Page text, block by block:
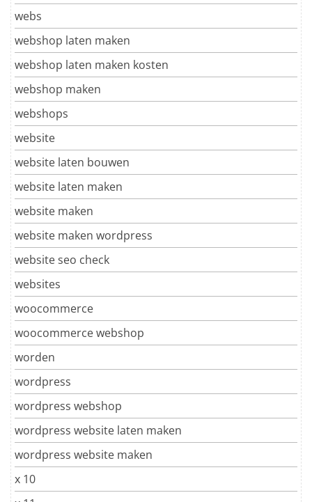
webs
webshop laten maken
webshop laten maken kosten
webshop maken
webshops
website
website laten bouwen
website laten maken
website maken
website maken wordpress
website seo check
websites
woocommerce
woocommerce webshop
worden
wordpress
wordpress webshop
wordpress website laten maken
wordpress website maken
x 10